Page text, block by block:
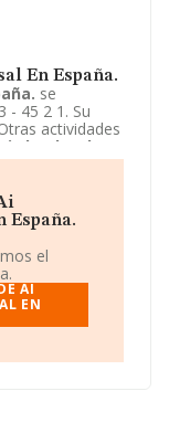
En España.
se
- 45 2 1. Su
actividades
Ai Shepherds
como
España.
el
AI
EN